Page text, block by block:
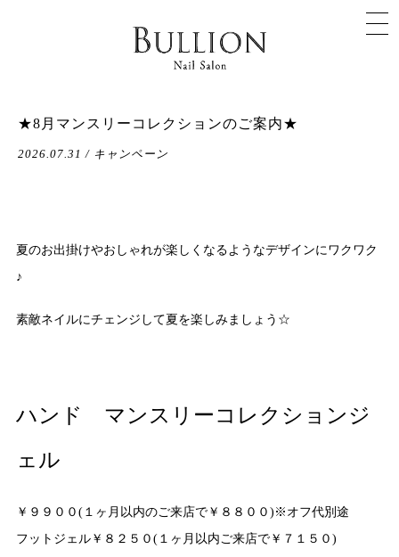
★8月マンスリーコレクションのご案内★
2026.07.31 / キャンペーン
夏のお出掛けやおしゃれが楽しくなるようなデザインにワクワク
♪
素敵ネイルにチェンジして夏を楽しみましょう☆
ハンド マンスリーコレクションジ
ェル
￥９９００(１ヶ月以内のご来店で￥８８００)※オフ代別途
フットジェル￥８２５０(１ヶ月以内ご来店で￥７１５０)